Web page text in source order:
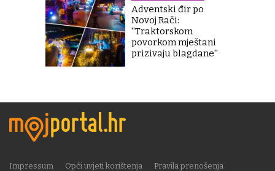
Adventski đir po
Novoj Rači:
''Traktorskom
povorkom mještani
prizivaju blagdane''
Impressum Opći uvjeti korištenja
Pravila prenošenja